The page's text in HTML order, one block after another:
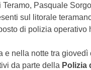
Teramo, Pasquale
sul litorale
di polizia operativo
e nella notte tra
da parte della Polizia